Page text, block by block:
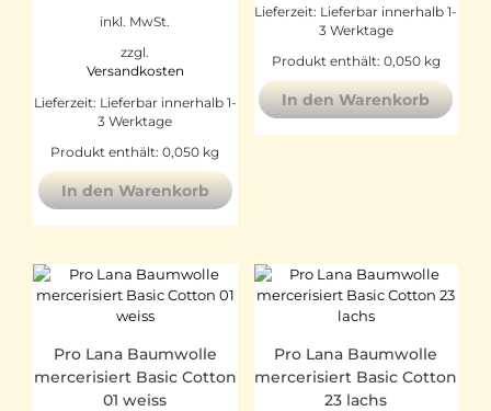
inkl. MwSt.
zzgl.
Versandkosten
Lieferzeit: Lieferbar innerhalb 1-
3 Werktage
Produkt enthält: 0,050 kg
In den Warenkorb
Lieferzeit: Lieferbar innerhalb 1-
3 Werktage
Produkt enthält: 0,050 kg
In den Warenkorb
Pro Lana Baumwolle
mercerisiert Basic Cotton
01 weiss
Pro Lana Baumwolle
mercerisiert Basic Cotton
23 lachs